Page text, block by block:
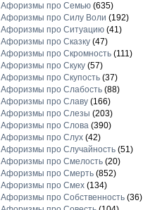
Афоризмы про Семью(635)
Афоризмы про Силу Воли (192)
Афоризмы про Ситуацию(41)
Афоризмы про Сказку(47)
Афоризмы про Скромность(111)
Афоризмы про Скуку(57)
Афоризмы про Скупость(37)
Афоризмы про Слабость(88)
Афоризмы про Славу(166)
Афоризмы про Слезы (203)
Афоризмы про Слова(390)
Афоризмы про Слух(42)
Афоризмы про Случайность(51)
Афоризмы про Смелость(20)
Афоризмы про Смерть(852)
Афоризмы про Смех(134)
Афоризмы про Собственность(36)